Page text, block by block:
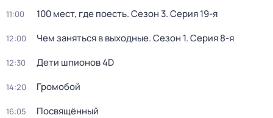
11:00 100 мест, где поесть. Сезон 3. Серия 19-я
12:00 Чем заняться в выходные. Сезон 1. Серия 8-я
12:30 Дети шпионов 4D
14:20 Громобой
16:05 Посвящённый